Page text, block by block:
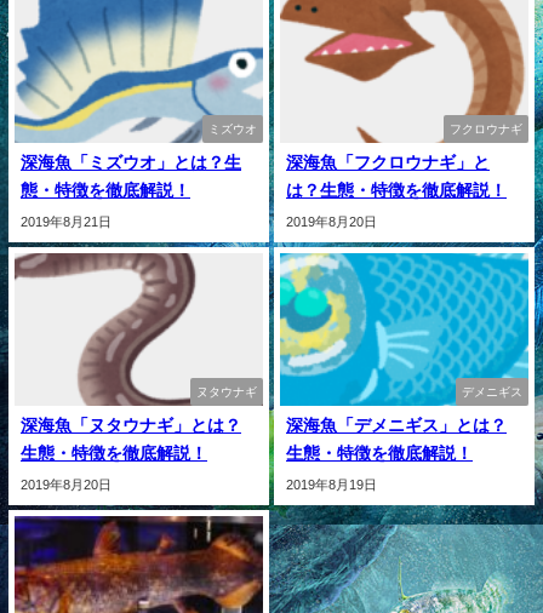
ミズウオ
深海魚「ミズウオ」とは？生
態・特徴を徹底解説！
2019年8月21日
フクロウナギ
深海魚「フクロウナギ」と
は？生態・特徴を徹底解説！
2019年8月20日
ヌタウナギ
深海魚「ヌタウナギ」とは？
生態・特徴を徹底解説！
2019年8月20日
デメニギス
深海魚「デメニギス」とは？
生態・特徴を徹底解説！
2019年8月19日